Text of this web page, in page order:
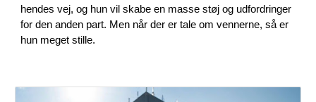
hendes vej, og hun vil skabe en masse støj og udfordringer
for den anden part. Men når der er tale om vennerne, så er
hun meget stille.